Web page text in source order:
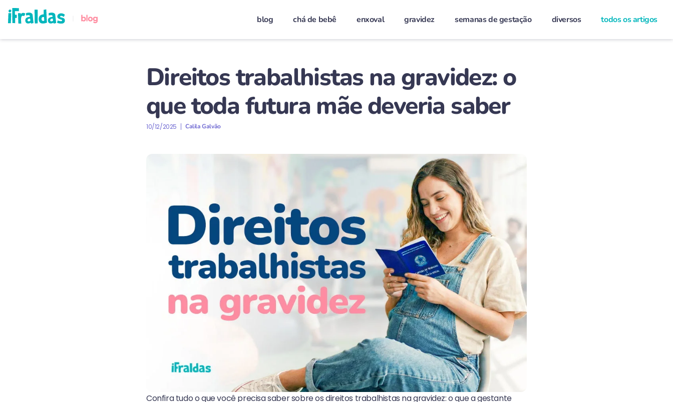
blog chá de bebê enxoval gravidez semanas de gestação diversos todos os artigos
Direitos trabalhistas na gravidez: o
que toda futura mãe deveria saber
10/12/2025 Calila Galvão
Confira tudo o que você precisa saber sobre os direitos trabalhistas na gravidez: o que a gestante